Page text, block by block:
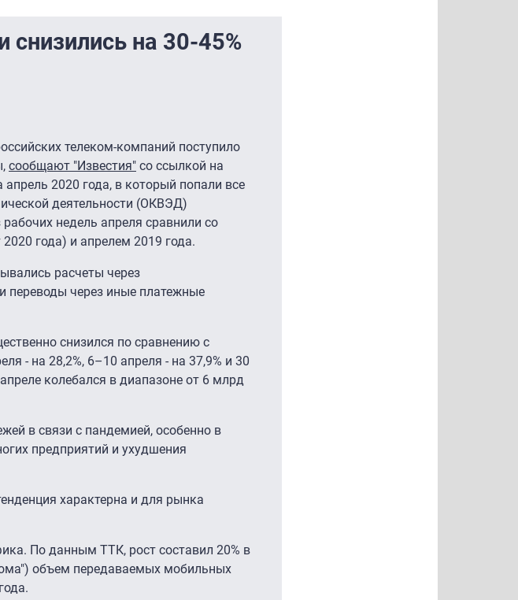
на 30-45%
телеком-компаний поступило
сообщают "Известия" со ссылкой на
2020 года, в который попали все
деятельности (ОКВЭД)
недель апреля сравнили со
года) и апрелем 2019 года.
расчеты через
переводы через иные платежные
снизился по сравнению с
- на 28,2%, 6–10 апреля - на 37,9% и 30
колебался в диапазоне от 6 млрд
в связи с пандемией, особенно в
предприятий и ухудшения
характерна и для рынка
По данным ТТК, рост составил 20% в
объем передаваемых мобильных